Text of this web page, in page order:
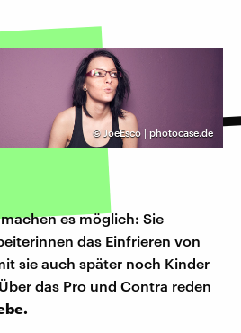
© JoeEsco | photocase.de
es möglich: Sie
das Einfrieren von
sie auch später noch Kinder
das Pro und Contra reden